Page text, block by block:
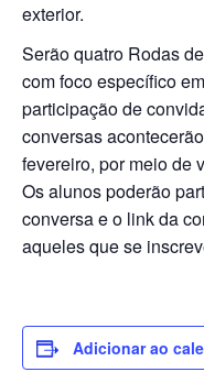
exterior.
Serão quatro Rodas
com foco específico
participação de
conversas
fevereiro, por meio de
Os alunos poderão
conversa e o link da
aqueles que se
Adicionar ao